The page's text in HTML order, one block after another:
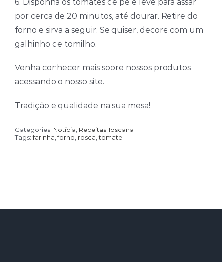
6. Disponha os tomates de pé e leve para assar
por cerca de 20 minutos, até dourar. Retire do
forno e sirva a seguir. Se quiser, decore com um
galhinho de tomilho.
Venha conhecer mais sobre nossos produtos
acessando o nosso site.
Tradição e qualidade na sua mesa!
Categories: Notícia Receitas Toscana
Tags:farinha ,forno rosca ,tomate